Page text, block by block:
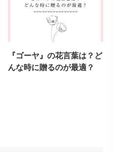
『ゴーヤ』の花言葉は？ど
んな時に贈るのが最適？